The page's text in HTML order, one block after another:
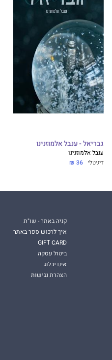
גבריאל - ענבל אלמוזנינו
ענבל אלמוזנינו
דיגיטלי 36 ₪
קניה באתר - שו"ת
איך לרכוש ספר באתר
GIFT CARD
ביטול עסקה
אינדיבלוג
הצהרת נגישות